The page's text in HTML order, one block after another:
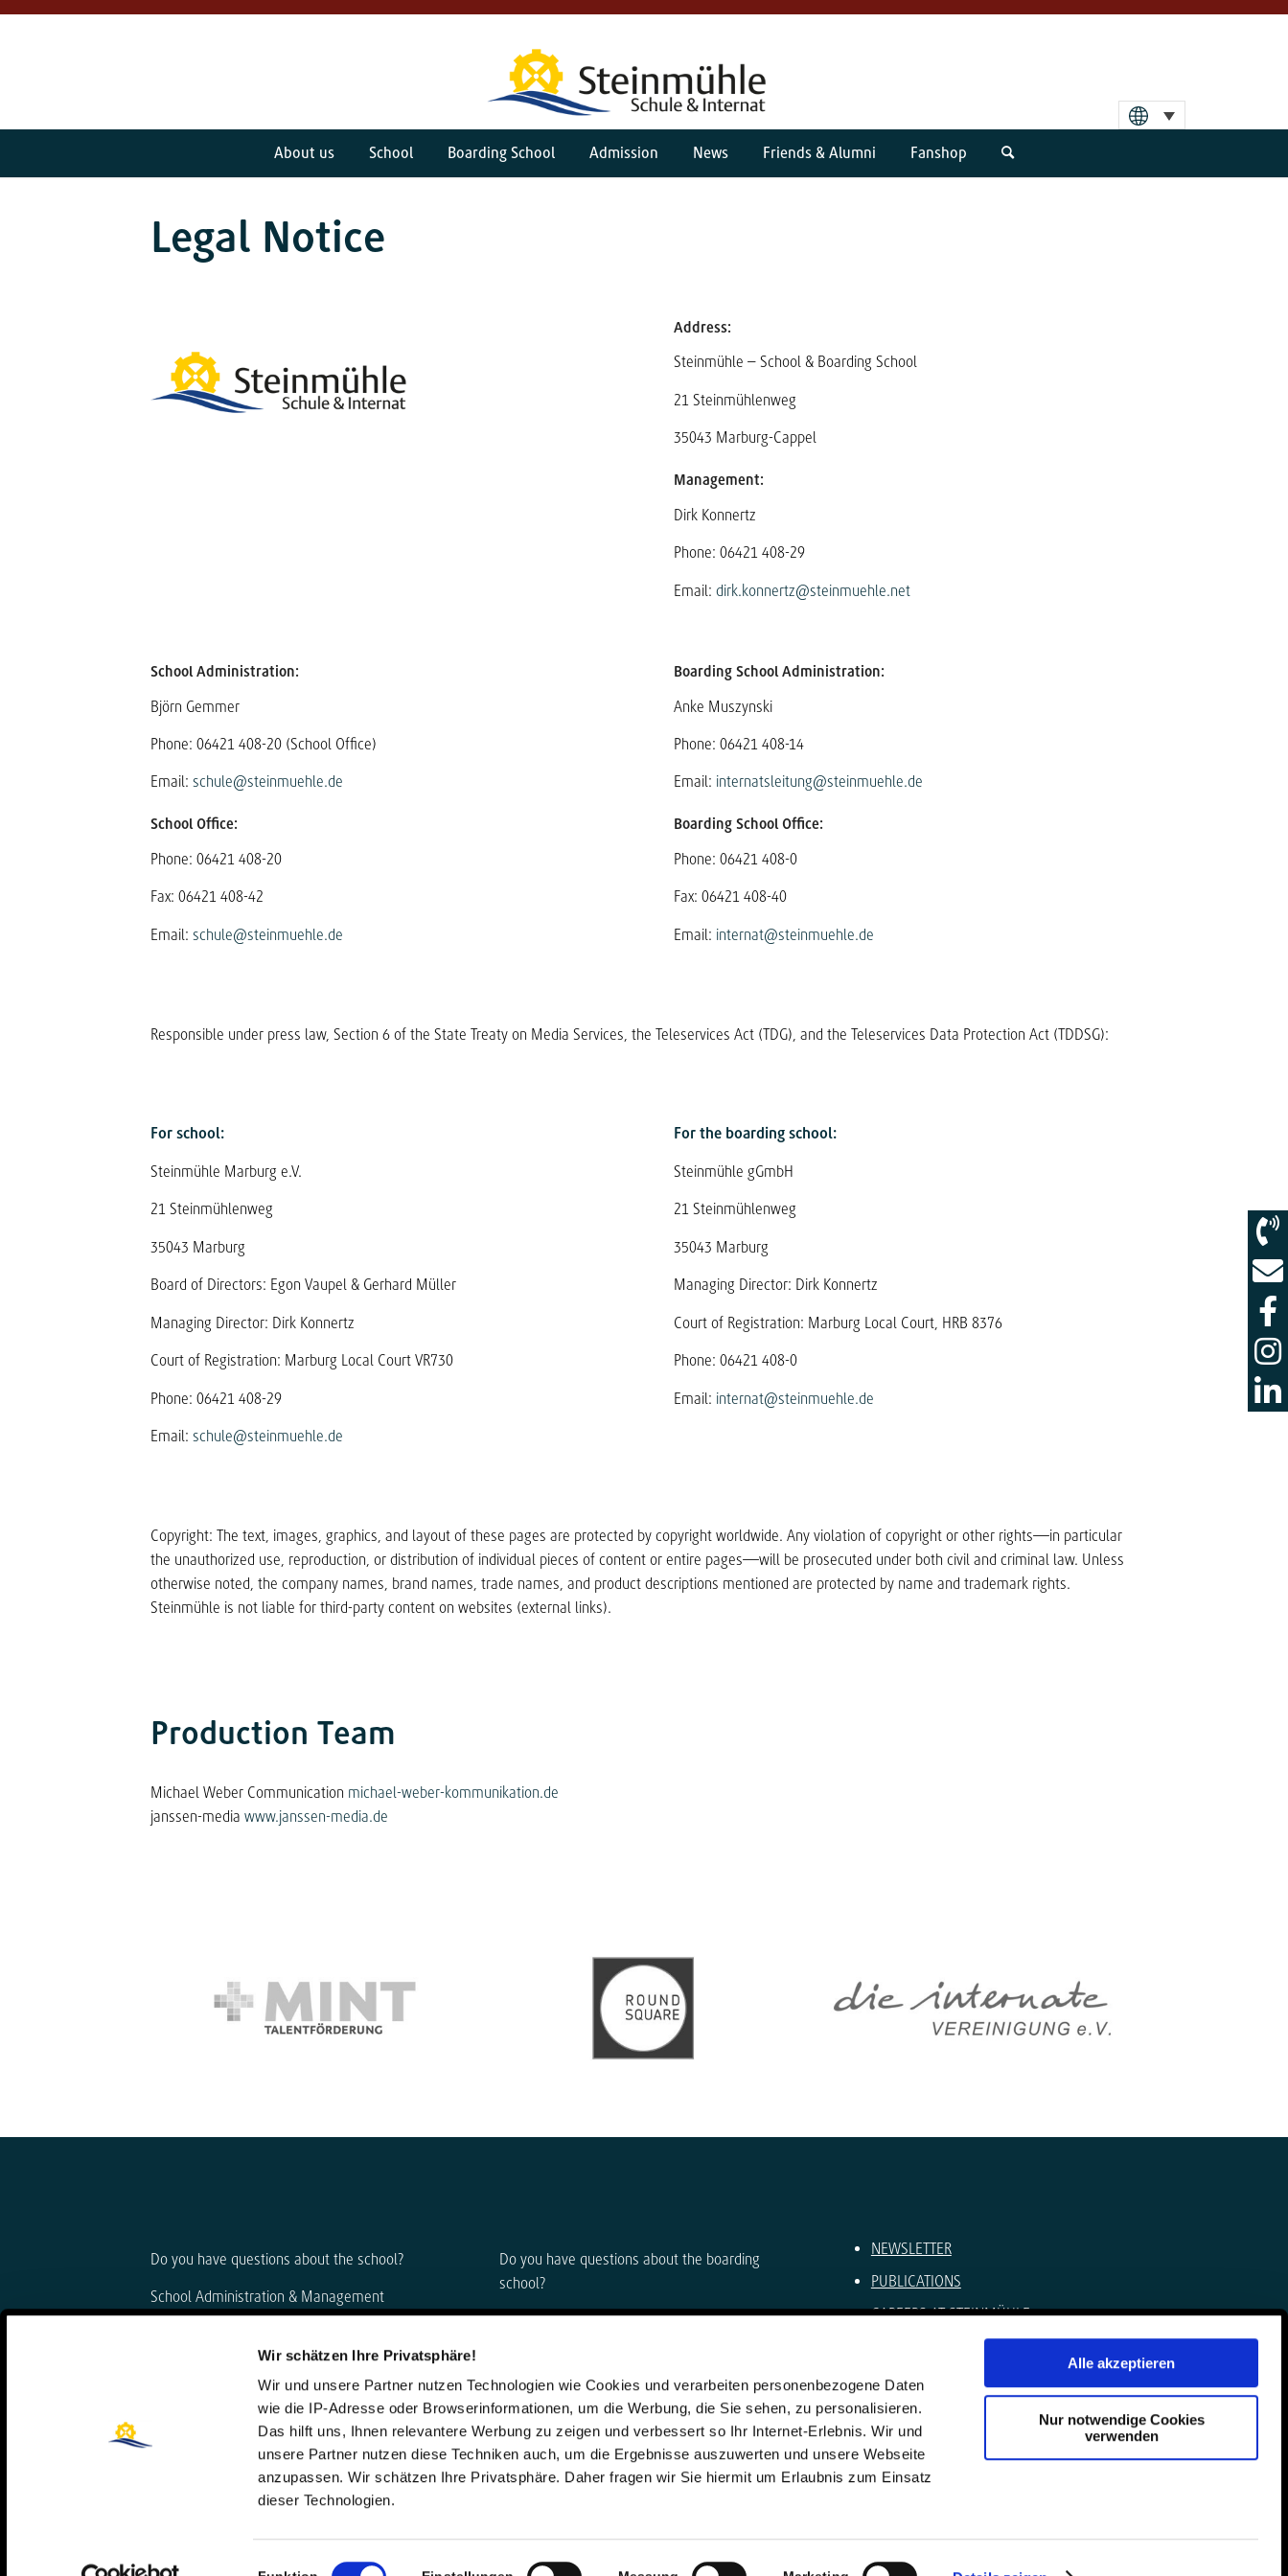
Wir schätzen Ihre Privatsphäre!
Wir und unsere Partner nutzen Technologien wie Cookies und verarbeiten personenbezogene Daten
wie die IP-Adresse oder Browserinformationen, um die Werbung, die Sie sehen, zu personalisieren.
Das hilft uns, Ihnen relevantere Werbung zu zeigen und verbessert so Ihr Internet-Erlebnis. Wir und
unsere Partner nutzen diese Techniken auch, um die Ergebnisse auszuwerten und unsere Webseite
anzupassen. Wir schätzen Ihre Privatsphäre. Daher fragen wir Sie hiermit um Erlaubnis zum Einsatz
dieser Technologien.
Einwilligungsauswahl
Alle akzeptieren
Nur notwendige Cookies
verwenden
About us School Boarding School Admission News Friends & Alumni Fanshop
Legal Notice
Address:
Steinmühle – School & Boarding School
21 Steinmühlenweg
35043 Marburg-Cappel
Management:
Dirk Konnertz
Phone: 06421 408-29
Email: dirk.konnertz@steinmuehle.net
School Administration:
Björn Gemmer
Phone: 06421 408-20 (School Office)
Email: schule@steinmuehle.de
School Office:
Phone: 06421 408-20
Fax: 06421 408-42
Email: schule@steinmuehle.de
Boarding School Administration:
Anke Muszynski
Phone: 06421 408-14
Email: internatsleitung@steinmuehle.de
Boarding School Office:
Phone: 06421 408-0
Fax: 06421 408-40
Email: internat@steinmuehle.de
Responsible under press law, Section 6 of the State Treaty on Media Services, the Teleservices Act (TDG), and the Teleservices Data Protection Act (TDDSG):
For school:
Steinmühle Marburg e.V.
21 Steinmühlenweg
35043 Marburg
Board of Directors: Egon Vaupel & Gerhard Müller
Managing Director: Dirk Konnertz
Court of Registration: Marburg Local Court VR730
Phone: 06421 408-29
Email: schule@steinmuehle.de
For the boarding school:
Steinmühle gGmbH
21 Steinmühlenweg
35043 Marburg
Managing Director: Dirk Konnertz
Court of Registration: Marburg Local Court, HRB 8376
Phone: 06421 408-0
Email: internat@steinmuehle.de
Copyright: The text, images, graphics, and layout of these pages are protected by copyright worldwide. Any violation of copyright or other rights—in particular
the unauthorized use, reproduction, or distribution of individual pieces of content or entire pages—will be prosecuted under both civil and criminal law. Unless
otherwise noted, the company names, brand names, trade names, and product descriptions mentioned are protected by name and trademark rights.
Steinmühle is not liable for third-party content on websites (external links).
Production Team
Michael Weber Communication michael-weber-kommunikation.de
janssen-media www.janssen-media.de
Do you have questions about the school?
School Administration & Management
Phone: 06421 408-20
schule@steinmuehle.de
Do you have questions about the boarding
school?
Boarding School Administration &
Anke Muszynski & Dirk Konnertz
Phone: 06421 408-0
internat@steinmuehle.de
NEWSLETTER
PUBLICATIONS
CAREERS AT STEINMÜHLE
LEGAL NOTICE
PRIVACY POLICY
CONTACT